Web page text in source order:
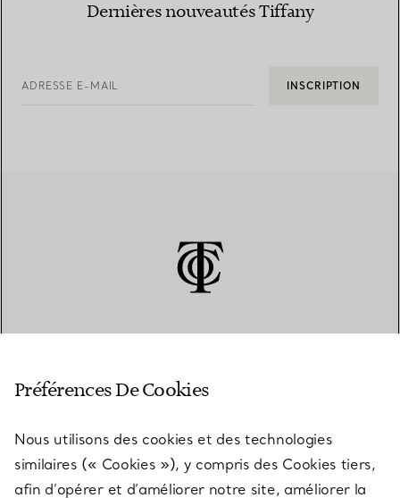
Dernières nouveautés Tiffany
ADRESSE E-MAIL INSCRIPTION
SERVICES
Préférences De Cookies
Nous utilisons des cookies et des technologies
similaires (« Cookies »), y compris des Cookies tiers,
afin d’opérer et d’améliorer notre site, améliorer la